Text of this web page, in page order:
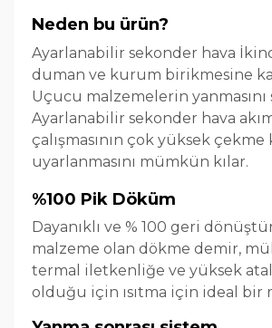
Neden bu ürün?
Ayarlanabilir sekonder hava
duman ve kurum birikmesine
Uçucu malzemelerin yanmasını
Ayarlanabilir sekonder hava
çalışmasının çok yüksek çekme
uyarlanmasını mümkün kılar.
%100 Pik Döküm
Dayanıklı ve % 100 geri
malzeme olan dökme demir,
termal iletkenliğe ve yüksek
olduğu için ısıtma için ideal bir